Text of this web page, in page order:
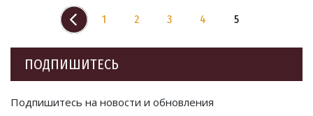
1 2 3 4 5
ПОДПИШИТЕСЬ
Подпишитесь на новости и обновления